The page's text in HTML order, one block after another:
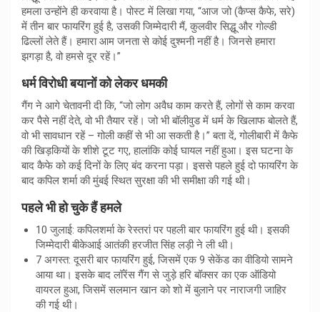
हमला उन्होंने ही करवाया है। पोस्ट में लिखा गया, “आज जो (कैप्स कैफे, सरे)
में तीन बार फायरिंग हुई है, उसकी जिम्मेदारी मैं, कुलवीर सिद्धू और गोल्डी
ढिल्लों लेते हैं। हमारा आम जनता से कोई दुश्मनी नहीं है। जिनसे हमारा
झगड़ा है, वो हमसे दूर रहें।”
धर्म विरोधी बयानों को लेकर धमकी
गैंग ने आगे चेतावनी दी कि, “जो लोग अवैध काम करते हैं, लोगों से काम करवा
कर पैसे नहीं देते, वो भी तैयार रहें। जो भी बॉलीवुड में धर्म के खिलाफ बोलते हैं,
वो भी सावधान रहें – गोली कहीं से भी आ सकती है।” बता दें, गोलीबारी में कैफे
की खिड़कियों के शीशे टूट गए, हालांकि कोई घायल नहीं हुआ। इस घटना के
बाद कैफे को कई दिनों के लिए बंद करना पड़ा। इससे पहले हुई दो फायरिंग के
बाद कपिल शर्मा की मुंबई स्थित सुरक्षा की भी समीक्षा की गई थी।
पहले भी हो चुके हैं हमले
10 जुलाई: कपिलशर्मा के रेस्तरां पर पहली बार फायरिंग हुई थी। इसकी
जिम्मेदारी बीकेआई आतंकी हरजीत सिंह लड़ी ने ली थी।
7 अगस्त: दूसरी बार फायरिंग हुई, जिसमें एक 9 सेकेंड का वीडियो सामने
आया था। इसके बाद लॉरेंस गैंग से जुड़े हरि बॉक्सर का एक ऑडियो
वायरल हुआ, जिसमें सलमान खान को शो में बुलाने पर नाराजगी जाहिर
की गई थी।